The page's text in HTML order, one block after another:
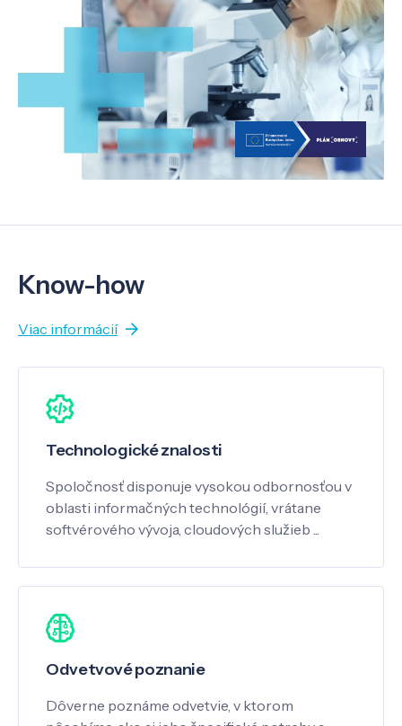
Know-how
Viac informácií
Technologické znalosti
Spoločnosť disponuje vysokou odbornosťou v
oblasti informačných technológií, vrátane
softvérového vývoja, cloudových služieb ...
Odvetvové poznanie
Dôverne poznáme odvetvie, v ktorom